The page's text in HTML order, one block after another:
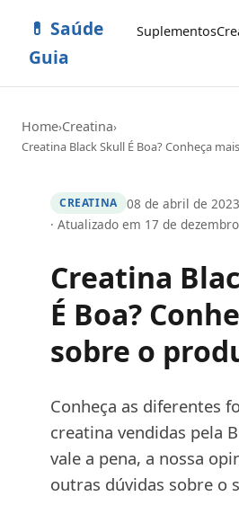
💊 Saúde
Guia
Suplementos
Home›Creatina›
Creatina Black Skull É Boa? Conheça
CREATINA
08 de abril de 2023
· Atualizado em 17 de
Creatina
É Boa?
sobre o
Conheça as diferentes
creatina vendidas pela
vale a pena, a nossa
outras dúvidas sobre o